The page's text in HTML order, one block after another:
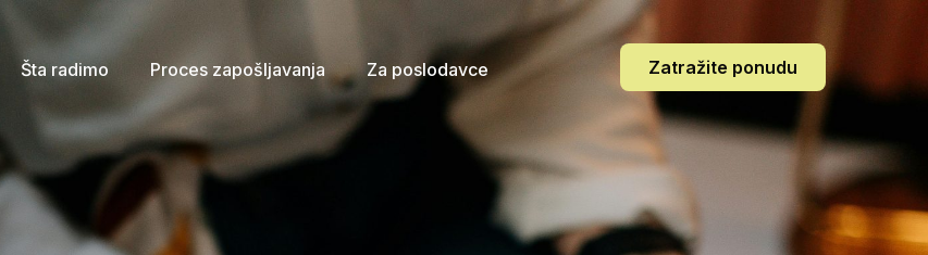
Šta radimo Proces zapošljavanja Za poslodavce Zatražite ponudu